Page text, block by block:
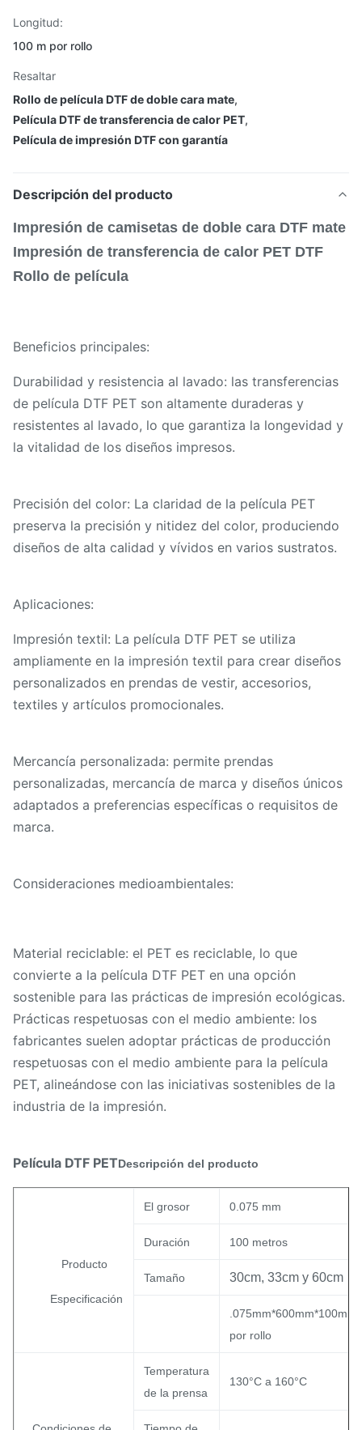
Longitud:
100 m por rollo
Resaltar
Rollo de película DTF de doble cara mate,
Película DTF de transferencia de calor PET,
Película de impresión DTF con garantía
Descripción del producto
Impresión de camisetas de doble cara DTF mate
Impresión de transferencia de calor PET DTF
Rollo de película
Beneficios principales:
Durabilidad y resistencia al lavado: las transferencias
de película DTF PET son altamente duraderas y
resistentes al lavado, lo que garantiza la longevidad y
la vitalidad de los diseños impresos.
Precisión del color: La claridad de la película PET
preserva la precisión y nitidez del color, produciendo
diseños de alta calidad y vívidos en varios sustratos.
Aplicaciones:
Impresión textil: La película DTF PET se utiliza
ampliamente en la impresión textil para crear diseños
personalizados en prendas de vestir, accesorios,
textiles y artículos promocionales.
Mercancía personalizada: permite prendas
personalizadas, mercancía de marca y diseños únicos
adaptados a preferencias específicas o requisitos de
marca.
Consideraciones medioambientales:
Material reciclable: el PET es reciclable, lo que
convierte a la película DTF PET en una opción
sostenible para las prácticas de impresión ecológicas.
Prácticas respetuosas con el medio ambiente: los
fabricantes suelen adoptar prácticas de producción
respetuosas con el medio ambiente para la película
PET, alineándose con las iniciativas sostenibles de la
industria de la impresión.
Película DTF PETDescripción del producto
Producto
Especificación
El grosor 0.075 mm
Duración 100 metros
Tamaño 30cm, 33cm y 60cm
.075mm*600mm*100m
por rollo
Temperatura
de la prensa
130°C a 160°C